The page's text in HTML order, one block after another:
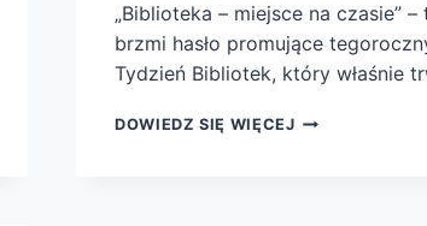
„Biblioteka – miejsce na czasie” –
brzmi hasło promujące
Tydzień Bibliotek, który właśnie
DOWIEDZ SIĘ WIĘCEJTYDZIEŃ